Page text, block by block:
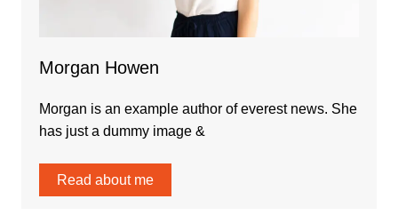
Morgan Howen
Morgan is an example author of everest news. She
has just a dummy image &
Read about me